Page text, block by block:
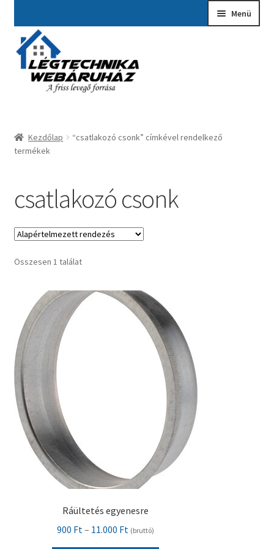
navigációhoz
tartalomba
Menü
Kezdőlap
A fiókom
Ajánlatkérés
Elérhetőségek
Garancia ügyintézés
Pénztár
Szállítás
Visszatérítési tájékoztató
Kezdőlap
“csatlakozó csonk” címkével rendelkező
termékek
csatlakozó csonk
Összesen 1 találat
Ráültetés egyenesre
900 Ft – 11.000 Ft Ártartomány:
(bruttó)